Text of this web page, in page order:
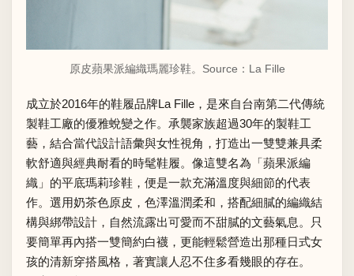
原皮蘋果派編織瑪麗珍鞋。Source： La Fille
成立於2016年的鞋履品牌La Fille，是來自台南第二代傳統
製鞋工廠的優雅蛻變之作。承襲家族超過30年的製鞋工
藝，結合當代設計語彙與女性視角，打造出一雙雙兼具柔
軟舒適與經典耐看的時髦鞋履。像這雙名為「蘋果派編
織」的平底瑪莉珍鞋，便是一款充滿溫度與細節的代表
作。選用奶茶色原皮，色澤溫潤柔和，搭配細膩的編織結
構與綁帶設計，自然流露出可愛而不甜膩的文藝氣息。只
要簡單再內搭一雙簡約白襪，更能輕鬆營造出那種日式女
孩的清新穿搭風格，著實讓人忍不住多看幾眼的存在。